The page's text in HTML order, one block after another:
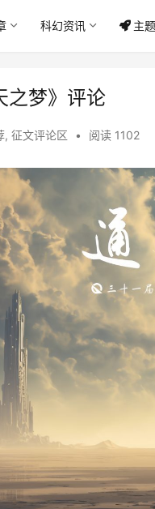
科幻资讯 主
之梦》评论
, 征文评论区 • 阅读 1102